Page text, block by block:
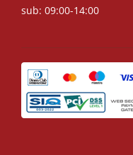
sub: 09:00-14:00